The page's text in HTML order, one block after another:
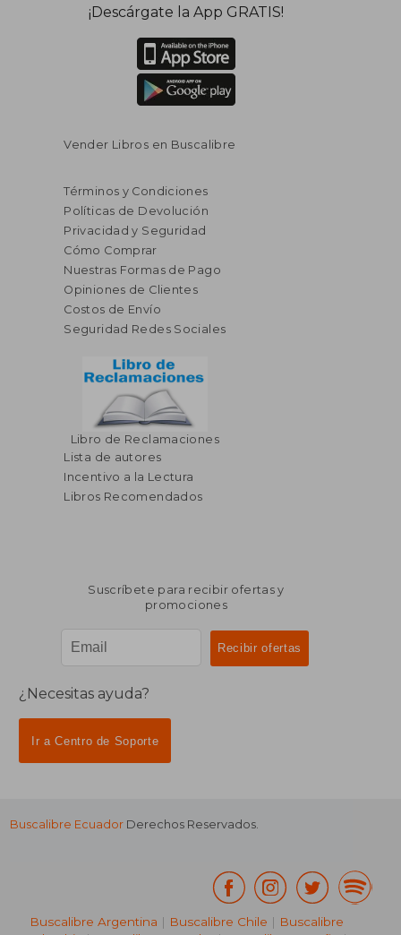
¡Descárgate la App GRATIS!
Vender Libros en Buscalibre
Términos y Condiciones
Políticas de Devolución
Privacidad y Seguridad
Cómo Comprar
Nuestras Formas de Pago
Opiniones de Clientes
Costos de Envío
Seguridad Redes Sociales
Libro de Reclamaciones
Lista de autores
Incentivo a la Lectura
Libros Recomendados
Suscríbete para recibir ofertas y
promociones
¿Necesitas ayuda?
Ir a Centro de Soporte
Buscalibre Ecuador Derechos Reservados.
Buscalibre Argentina | Buscalibre Chile | Buscalibre